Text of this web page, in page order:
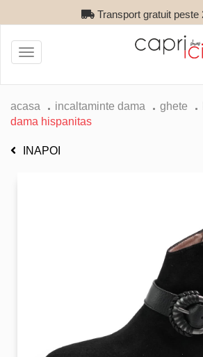
Transport gratuit peste
Toggle
navigation
acasa incaltaminte dama ghete
dama hispanitas
INAPOI